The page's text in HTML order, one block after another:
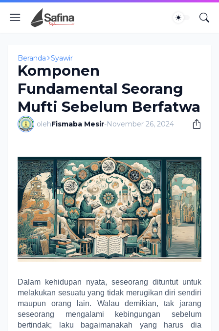
Beranda Syawir
Komponen
Fundamental Seorang
Mufti Sebelum Berfatwa
olehFismaba Mesir-November 26, 2024
Dalam kehidupan nyata, seseorang dituntut untuk
melakukan sesuatu yang tidak merugikan diri sendiri
maupun orang lain. Walau demikian, tak jarang
seseorang mengalami kebingungan sebelum
bertindak; laku bagaimanakah yang harus dia